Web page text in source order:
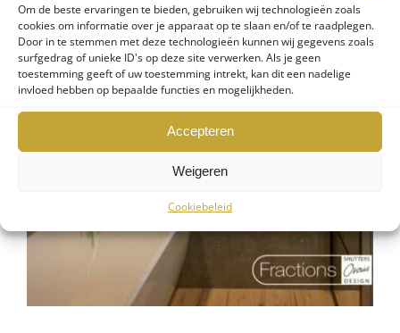
Om de beste ervaringen te bieden, gebruiken wij technologieën zoals
cookies om informatie over je apparaat op te slaan en/of te raadplegen.
Door in te stemmen met deze technologieën kunnen wij gegevens zoals
surfgedrag of unieke ID's op deze site verwerken. Als je geen
toestemming geeft of uw toestemming intrekt, kan dit een nadelige
invloed hebben op bepaalde functies en mogelijkheden.
Accepteren
Weigeren
Cookiebeleid